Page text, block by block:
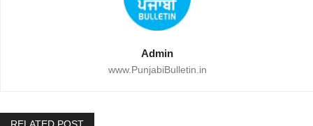
Admin
www.PunjabiBulletin.in